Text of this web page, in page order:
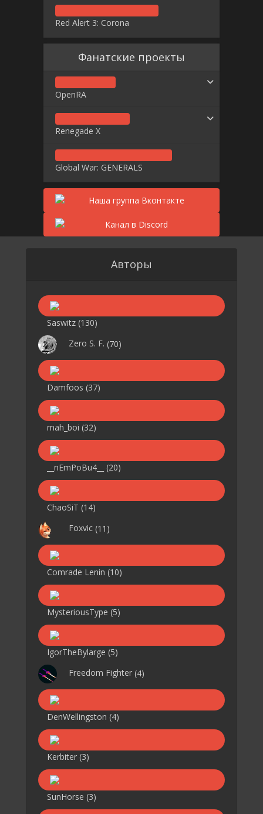
Red Alert 3: Corona
Фанатские проекты
OpenRA
Renegade X
Global War: GENERALS
Авторы
Saswitz (130)
Zero S. F. (70)
Damfoos (37)
mah_boi (32)
__nEmPoBu4__ (20)
ChaoSiT (14)
Foxvic (11)
Comrade Lenin (10)
MysteriousType (5)
IgorTheBylarge (5)
Freedom Fighter (4)
DenWellingston (4)
Kerbiter (3)
SunHorse (3)